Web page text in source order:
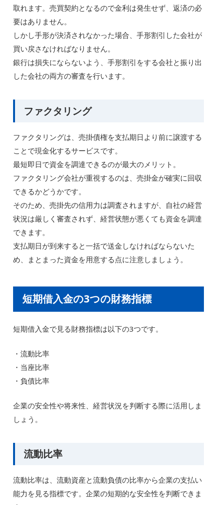
取れます。売買契約となるので金利は発生せず、返済の必
要はありません。
しかし手形が決済されなかった場合、手形割引した会社が
買い戻さなければなりません。
銀行は損失にならないよう、手形割引をする会社と振り出
した会社の両方の審査を行います。
ファクタリング
ファクタリングは、売掛債権を支払期日より前に譲渡する
ことで現金化するサービスです。
最短即日で資金を調達できるのが最大のメリット。
ファクタリング会社が重視するのは、売掛金が確実に回収
できるかどうかです。
そのため、売掛先の信用力は調査されますが、自社の経営
状況は厳しく審査されず、経営状態が悪くても資金を調達
できます。
支払期日が到来すると一括で送金しなければならないた
め、まとまった資金を用意する点に注意しましょう。
短期借入金の3つの財務指標
短期借入金で見る財務指標は以下の3つです。
・流動比率
・当座比率
・負債比率
企業の安全性や将来性、経営状況を判断する際に活用しま
しょう。
流動比率
流動比率は、流動資産と流動負債の比率から企業の支払い
能力を見る指標です。企業の短期的な安全性を判断できま